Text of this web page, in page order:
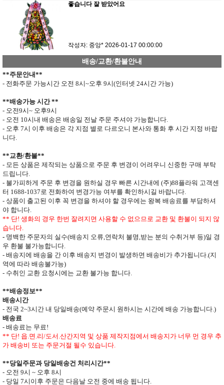
좋습니다 잘 받았어요
작성자: 중앙* 2026-01-17 00:00:00
배송/교환/환불안내
**주문안내**
- 전화주문 가능시간 오전 8시~오후 9시(인터넷 24시간 가능)
**배송가능 시간**
- 오전9시~ 오후9시
- 오전 10시내 배송은 배송일 전날 주문 주셔야 가능합니다.
- 오후 7시 이후 배송은 각 지점 별로 다르오니 본사와 통화 후 시간 지정 바랍
니다.
**교환/환불**
- 모든 상품은 제작되는 상품으로 주문 후 변경이 어려우니 신중한 구매 부탁
드립니다.
- 불가피하게 주문 후 변경을 원하실 경우 빠른 시간내에 (주)88플라워 고객센
터 1688-1037로 전화하여 변경가능 여부를 확인하시길 바랍니다.
- 상품이 출고된 이후 꼭 변경을 하셔야 할 경우에는 왕복 배송료를 부담하셔
야 합니다.
** 단! 생화의 경우 한번 잘려지면 사용할 수 없으므로 교환 및 환불이 되지 않
습니다.
- 명백한 주문자의 실수(배송지 오류,연락처 불명,받는 분의 수취거부 등)일 경
우 환불 불가능합니다.
- 배송지에 배송을 간 이후 배송지 변경이 발생하면 배송비가 추가됩니다.(지
역에 따라 배송불가능)
- 수취인 교환 요청시에는 교환 불가능 합니다.
**배송정보**
배송시간
- 전국 2~3시간 내 당일배송(예약 주문시 원하시는 시간에 배송 가능합니다.)
배송료
- 배송료는 무료!
** 단! 읍.면 .리/도서 .산간지역 및 상품 제작지점에서 배송지가 너무 먼 경우 추
가 배송비 또는 주문거절 될수 있습니다.
**당일주문과 당일배송건 처리시간**
- 오전 9시 ~ 오후 8시
- 당일 7시이후 주문은 다음날 오전 중에 배송 됩니다.